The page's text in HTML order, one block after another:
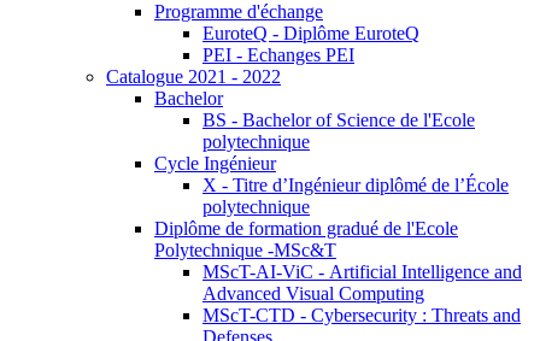
Programme d'échange
EuroteQ - Diplôme EuroteQ
PEI - Echanges PEI
Catalogue 2021 - 2022
Bachelor
BS - Bachelor of Science de l'Ecole
polytechnique
Cycle Ingénieur
X - Titre d’Ingénieur diplômé de l’École
polytechnique
Diplôme de formation gradué de l'Ecole
Polytechnique -MSc&T
MScT-AI-ViC - Artificial Intelligence and
Advanced Visual Computing
MScT-CTD - Cybersecurity : Threats and
Defenses